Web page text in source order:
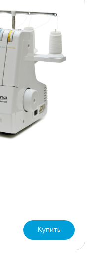
Купить